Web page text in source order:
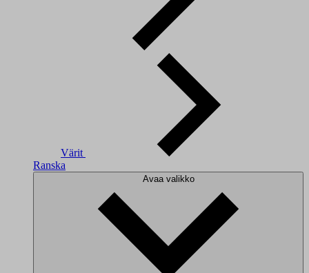
Värit
Ranska
Avaa valikko